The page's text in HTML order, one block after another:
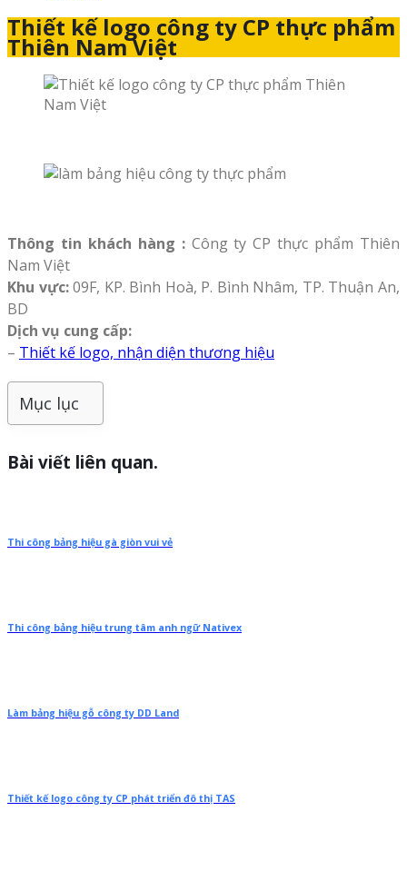
Thiết kế logo công ty CP thực phẩm
Thiên Nam Việt
Thông tin khách hàng : Công ty CP thực phẩm Thiên
Nam Việt
Khu vực:09F, KP. Bình Hoà, P. Bình Nhâm, TP. Thuận An,
BD
Dịch vụ cung cấp:
– Thiết kế logo, nhận diện thương hiệu
Mục lục
Bài viết liên quan.
Thi công bảng hiệu gà giòn vui vẻ
Thi công bảng hiệu trung tâm anh ngữ Nativex
Làm bảng hiệu gỗ công ty DD Land
Thiết kế logo công ty CP phát triển đô thị TAS